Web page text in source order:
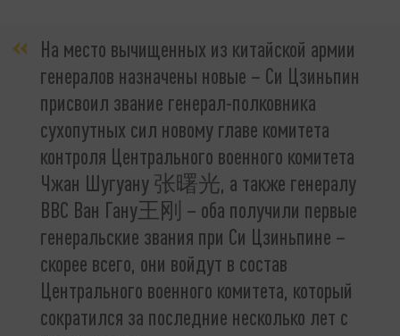
На место вычищенных из китайской армии
генералов назначены новые – Си Цзиньпин
присвоил звание генерал-полковника
сухопутных сил новому главе комитета
контроля Центрального военного комитета
Чжан Шугуану 张曙光, а также генералу
ВВС Ван Гану王刚 – оба получили первые
генеральские звания при Си Цзиньпине –
скорее всего, они войдут в состав
Центрального военного комитета, который
сократился за последние несколько лет с